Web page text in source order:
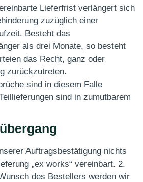
Lieferfrist verlängert sich
zuzüglich einer
Besteht das
als drei Monate, so besteht
das Recht, ganz oder
zurückzutreten.
sind in diesem Falle
sind in zumutbarem
Auftragsbestätigung nichts
„ex works“ vereinbart. 2.
des Bestellers werden wir